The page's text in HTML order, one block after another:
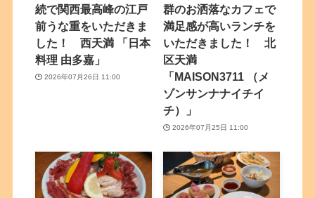
続で関西最高峰の江戸
前うな重をいただきま
した！ 西天満 「日本
料理 由多嘉」
2026年07月26日 11:00
群のお洒落なカフェで
満足感が高いランチを
いただきました！ 北
区天満
「MAISON3711 （メ
ゾンサンナナイチイ
チ）」
2026年07月25日 11:00